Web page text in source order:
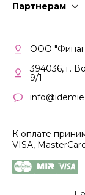
Партнерам
Кабинет
Правила
ООО
394036, г.
9/1
К оплате
VISA,